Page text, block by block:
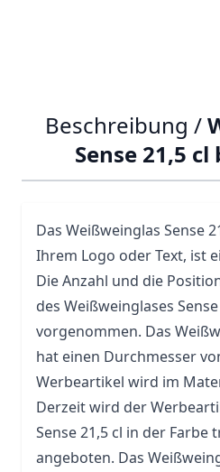
Beschreibung /
Sense 21,5
Das Weißweinglas Sense
Ihrem Logo oder Text, ist
Die Anzahl und die
des Weißweinglases
vorgenommen. Das
hat einen Durchmesser
Werbeartikel wird im
Derzeit wird der
Sense 21,5 cl in der Farbe
angeboten. Das